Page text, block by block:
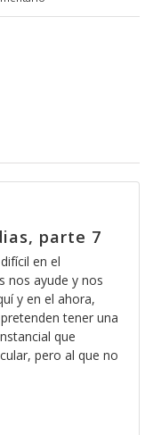
parte 7
en el
nos ayude y nos
y en el ahora,
tener una
que
pero al que no